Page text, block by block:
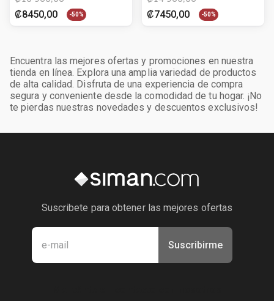
₡8450,00 -50% ₡7450,00 -50%
Encuentra las mejores ofertas y promociones en nuestra
tienda en línea. Explora una amplia variedad de productos
de alta calidad. Disfruta de una experiencia de compra
segura y conveniente desde la comodidad de tu hogar. ¡No
te pierdas nuestras novedades y descuentos exclusivos!
Suscribete para obtener las mejores ofertas
Suscribirme